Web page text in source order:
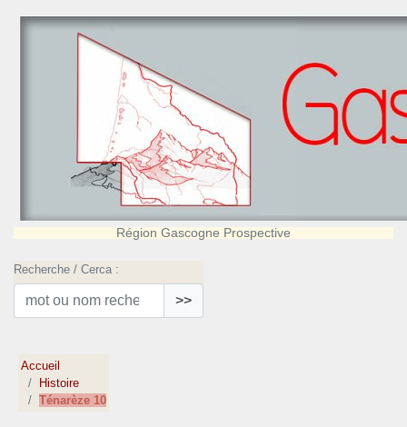
Région Gascogne Prospective
Recherche / Cerca :
>>
Accueil
Histoire
Ténarèze 10